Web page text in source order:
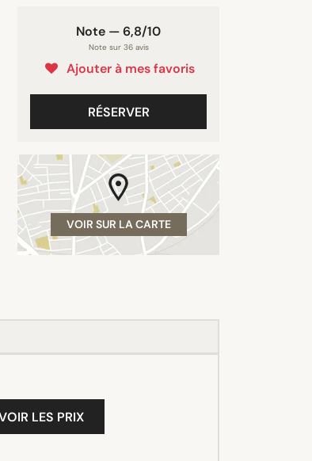
Note — 6,8/10
Note sur 36 avis
Ajouter à mes favoris
RÉSERVER
VOIR SUR LA CARTE
LES PRIX